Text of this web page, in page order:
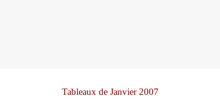
Tableaux de Janvier 2007